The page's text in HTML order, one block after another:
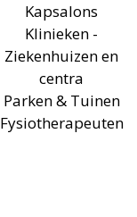
Kapsalons
Klinieken -
Ziekenhuizen en
centra
Parken & Tuinen
Fysiotherapeuten